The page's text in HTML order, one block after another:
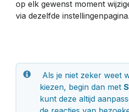
op elk gewenst moment
via dezelfde instellingenpagina.
kiezen, begin dan met
kunt deze altijd